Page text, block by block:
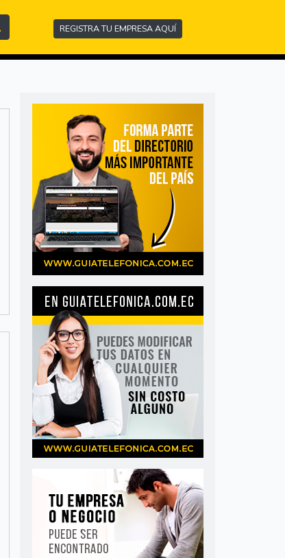
REGISTRA TU EMPRESA AQUÍ